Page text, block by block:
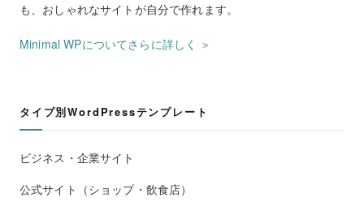
も、おしゃれなサイトが自分で作れます。
Minimal WPについてさらに詳しく ＞
タイプ別WordPressテンプレート
ビジネス・企業サイト
公式サイト（ショップ・飲食店）